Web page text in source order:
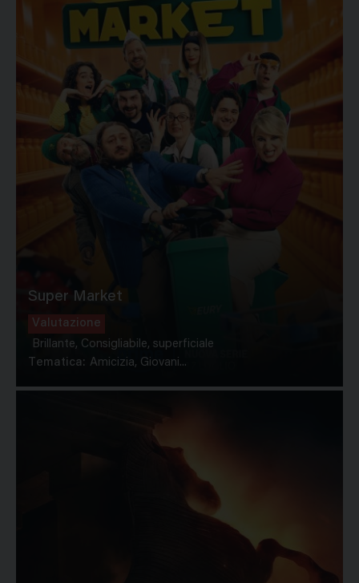
Super Market
Valutazione
Brillante, Consigliabile, superficiale
Tematica: Amicizia, Giovani...